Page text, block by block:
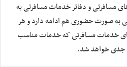
مسافرتی و دفاتر خدمات مسافرتی به
به صورت حضوری هم ادامه دارد و هر
خدمات مسافرتی که خدمات مناسب
جدی خواهد شد.